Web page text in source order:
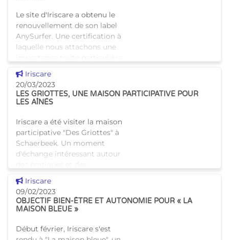
Le site d'Iriscare a obtenu le
renouvellement de son label
AnySurfer. Une certification à
laquelle nous attachons une
puisqu'elle atteste de
l'accessibilité et de
Voir cette news
Iriscare
20/03/2023
LES GRIOTTES, UNE MAISON PARTICIPATIVE POUR
LES AÎNÉS
Iriscare a été visiter la maison
participative "Des Griottes" à
Schaerbeek. Un moment
d'échange intéressant autour
alternatives existant dans le
secteur des aînés à Bruxe
Voir cette news
Iriscare
09/02/2023
OBJECTIF BIEN-ÊTRE ET AUTONOMIE POUR « LA
MAISON BLEUE »
Début février, Iriscare s'est